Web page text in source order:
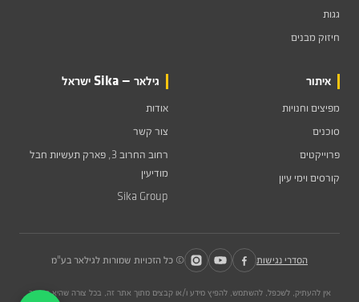
גגות
חיזוק מבנים
איתור
מפיצים וחנויות
סוכנים
פרוייקטים
קורסים וימי עיון
גילאר — Sika ישראל
אודות
צור קשר
רחוב החרוב 3, פארק תעשיות חבל
מודיעין
Sika Group
הסדרי נגישות © כל הזכויות שמורות לגילאר בע"מ
אין להעתיק, לשכפל, להשתמש, להפיץ מידע ו/או קבצים מתוך אתר זה, בכל צורה שהיא הן דרך